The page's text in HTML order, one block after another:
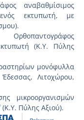
αναβαθμίσιμος
εκτυπωτή, με
(Κ.Υ. Πύλης
μονόφυλλα
Λιτοχώρου,
μικροοργανισμών
Πύλης Αξιού).